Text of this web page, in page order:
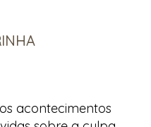
acontecimentos